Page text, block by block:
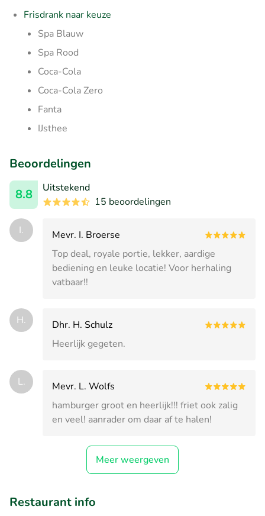
Frisdrank naar keuze
Spa Blauw
Spa Rood
Coca-Cola
Coca-Cola Zero
Fanta
IJsthee
Beoordelingen
8.8
Uitstekend
15 beoordelingen
I.
Mevr. I. Broerse
Top deal, royale portie, lekker, aardige
bediening en leuke locatie! Voor herhaling
vatbaar!!
H.
Dhr. H. Schulz
Heerlijk gegeten.
L.
Mevr. L. Wolfs
hamburger groot en heerlijk!!! friet ook zalig
en veel! aanrader om daar af te halen!
Meer weergeven
Restaurant info